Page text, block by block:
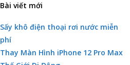
Bài viết mới
Sấy khô điện thoại rơi nước miễn
phí
Thay Màn Hình iPhone 12 Pro Max